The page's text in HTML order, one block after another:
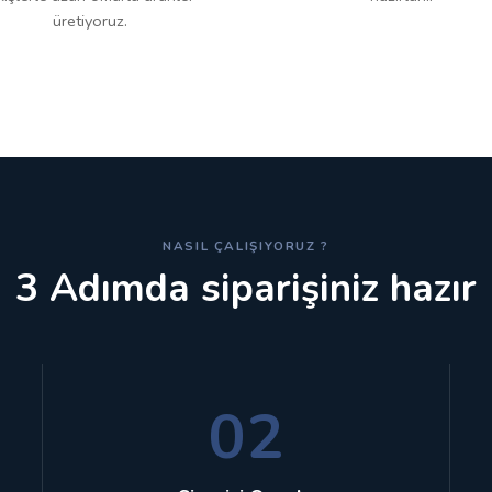
üretiyoruz.
NASIL ÇALIŞIYORUZ ?
3 Adımda siparişiniz hazır
02